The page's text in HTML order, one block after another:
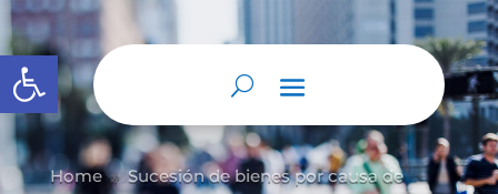
Abrir barra de herramientas
Home 9 Sucesión de bienes por causa de